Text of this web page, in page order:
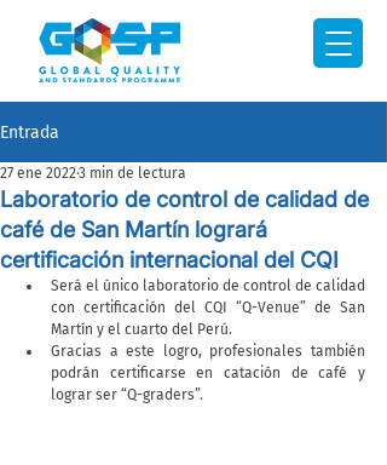
Entrada
Laboratorio de control de calidad de
café de San Martín logrará
certificación internacional del CQI
27 ene 20223 min de lectura
Será el único laboratorio de control de calidad
con certificación del CQI “Q-Venue” de San
Martín y el cuarto del Perú.
Gracias a este logro, profesionales también
podrán certificarse en catación de café y
lograr ser “Q-graders”.